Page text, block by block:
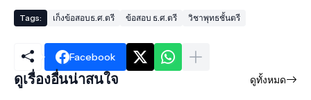
Tags: เก็งข้อสอบธ.ศ.ตรี ข้อสอบ ธ.ศ.ตรี วิชาพุทธชั้นตรี
Facebook
ดูเรื่องอื่นน่าสนใจ ดูทั้งหมด